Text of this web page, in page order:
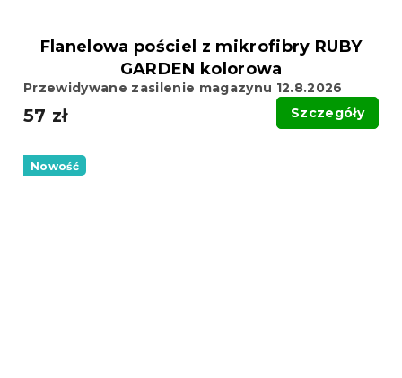
Flanelowa pościel z mikrofibry RUBY
GARDEN kolorowa
Przewidywane zasilenie magazynu 12.8.2026
57 zł Szczegóły
Nowość